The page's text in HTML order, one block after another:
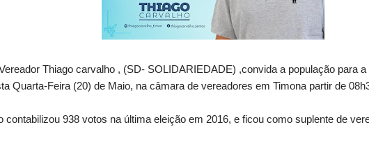
Thiago carvalho , (SD- SOLIDARIEDADE) ,convida a população para
Quarta-Feira (20) de Maio, na câmara de vereadores em Timona partir de
contabilizou 938 votos na última eleição em 2016, e ficou como suplente de